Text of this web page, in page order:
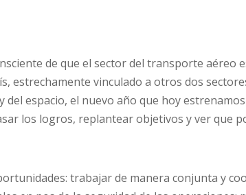
de que el sector del transporte aéreo
estrechamente vinculado a otros dos
del espacio, el nuevo año que hoy
los logros, replantear objetivos y ver que
trabajar de manera conjunta y